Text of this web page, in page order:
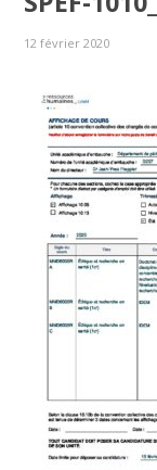
12 février 2020